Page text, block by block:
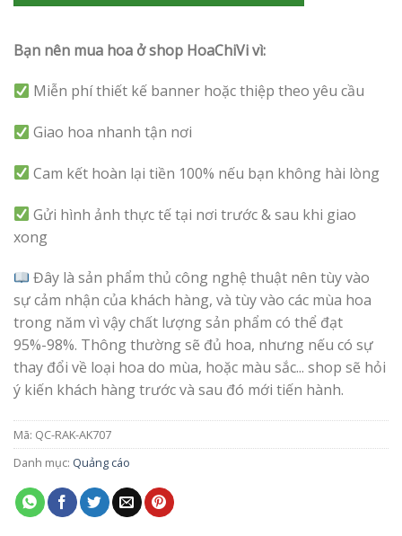
Bạn nên mua hoa ở shop HoaChiVi vì:
Miễn phí thiết kế banner hoặc thiệp theo yêu cầu
Giao hoa nhanh tận nơi
Cam kết hoàn lại tiền 100% nếu bạn không hài lòng
Gửi hình ảnh thực tế tại nơi trước & sau khi giao
xong
Đây là sản phẩm thủ công nghệ thuật nên tùy vào
sự cảm nhận của khách hàng, và tùy vào các mùa hoa
trong năm vì vậy chất lượng sản phẩm có thể đạt
95%-98%. Thông thường sẽ đủ hoa, nhưng nếu có sự
thay đổi về loại hoa do mùa, hoặc màu sắc... shop sẽ hỏi
ý kiến khách hàng trước và sau đó mới tiến hành.
Mã: QC-RAK-AK707
Danh mục: Quảng cáo